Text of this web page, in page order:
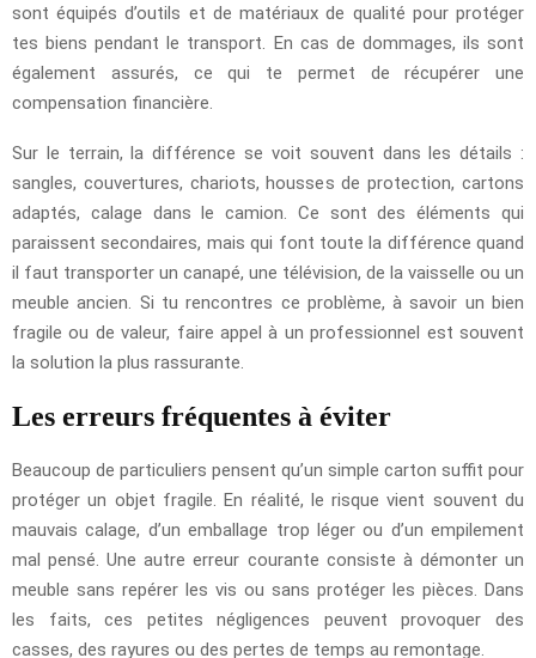
sont équipés d’outils et de matériaux de qualité pour protéger
tes biens pendant le transport. En cas de dommages, ils sont
également assurés, ce qui te permet de récupérer une
compensation financière.
Sur le terrain, la différence se voit souvent dans les détails :
sangles, couvertures, chariots, housses de protection, cartons
adaptés, calage dans le camion. Ce sont des éléments qui
paraissent secondaires, mais qui font toute la différence quand
il faut transporter un canapé, une télévision, de la vaisselle ou un
meuble ancien. Si tu rencontres ce problème, à savoir un bien
fragile ou de valeur, faire appel à un professionnel est souvent
la solution la plus rassurante.
Les erreurs fréquentes à éviter
Beaucoup de particuliers pensent qu’un simple carton suffit pour
protéger un objet fragile. En réalité, le risque vient souvent du
mauvais calage, d’un emballage trop léger ou d’un empilement
mal pensé. Une autre erreur courante consiste à démonter un
meuble sans repérer les vis ou sans protéger les pièces. Dans
les faits, ces petites négligences peuvent provoquer des
casses, des rayures ou des pertes de temps au remontage.